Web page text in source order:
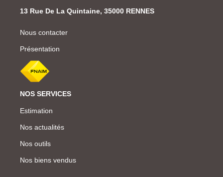
13 Rue De La Quintaine, 35000 RENNES
Nous contacter
Présentation
NOS SERVICES
Estimation
Nos actualités
Nos outils
Nos biens vendus